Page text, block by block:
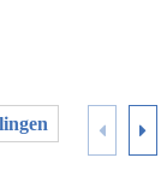
SC